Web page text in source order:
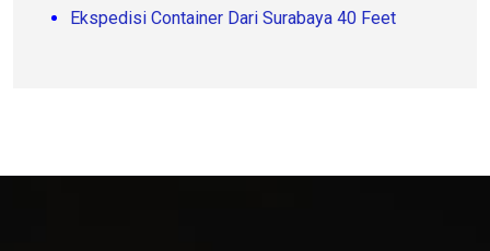
Ekspedisi Container Dari Surabaya 40 Feet